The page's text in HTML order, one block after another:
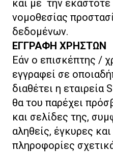
και με την εκάστοτε
νομοθεσίας
δεδομένων.
ΕΓΓΡΑΦΗ ΧΡΗΣΤΩΝ
Εάν ο επισκέπτης /
εγγραφεί σε
διαθέτει η εταιρεία
θα του παρέχει
και σελίδες της,
αληθείς, έγκυρες
πληροφορίες